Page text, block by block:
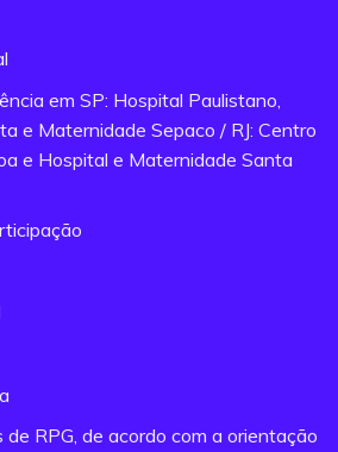
em SP: Hospital Paulistano,
e Maternidade Sepaco / RJ: Centro
e Hospital e Maternidade Santa
de RPG, de acordo com a orientação